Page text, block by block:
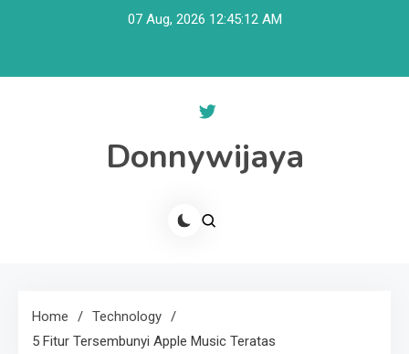
07 Aug, 2026 12:45:12 AM
Donnywijaya
Home
Technology
5 Fitur Tersembunyi Apple Music Teratas